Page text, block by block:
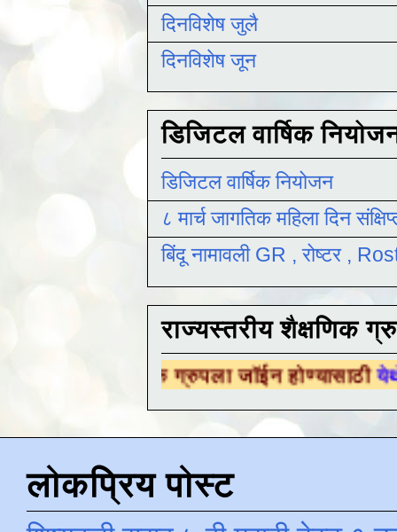
दिनविशेष जुलै
दिनविशेष जून
डिजिटल वार्षिक
डिजिटल वार्षिक नियोजन
८ मार्च जागतिक महिला दिन
बिंदू नामावली GR , रोष्टर ,
राज्यस्तरीय शैक्षणिक
ग्रुपला जॉईन होण्यासाठीयेथे क्लिक करा .
लोकप्रिय पोस्ट